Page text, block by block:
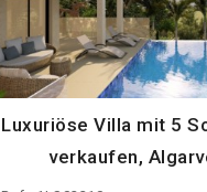
Luxuriöse Villa mit 5
verkaufen,